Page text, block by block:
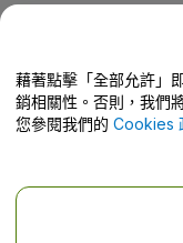
幫助中心 / 聯
藉著點擊「全部允許」
銷相關性。否則，我們
您參閱我們的 Cookies